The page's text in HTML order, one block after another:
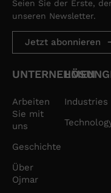
Seien Sie der Erste,
unseren Newsletter.
Jetzt abonnieren
UNTERNEHMEN
Arbeiten
Sie mit
uns
Geschichte
Über
Ojmar
Industries